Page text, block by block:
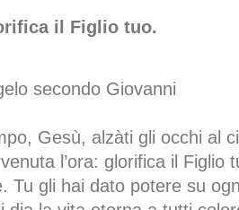
il Figlio tuo.
secondo Giovanni
Gesù, alzàti gli occhi al
l’ora: glorifica il Figlio
Tu gli hai dato potere su